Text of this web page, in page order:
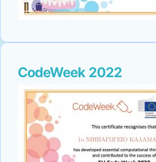
CodeWeek 2022